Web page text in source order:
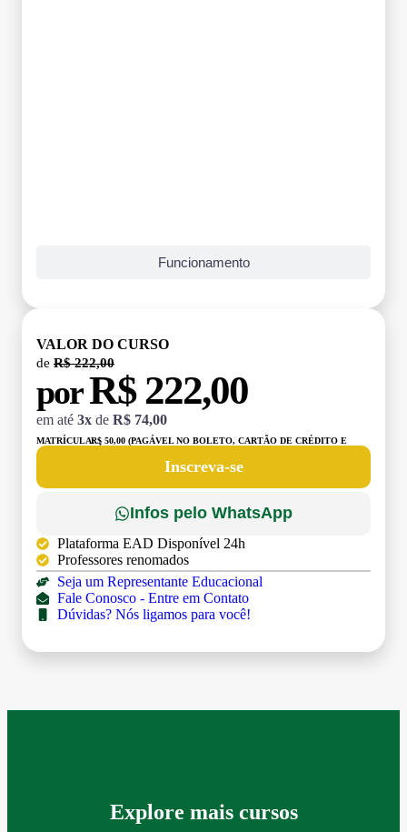
Funcionamento
VALOR DO CURSO
de R$ 222,00
porR$ 222,00
em até 3x de R$ 74,00
MATRÍCULA:R$ 50,00 (PAGÁVEL NO BOLETO, CARTÃO DE CRÉDITO E
Inscreva-se
Infos pelo WhatsApp
Plataforma EAD Disponível 24h
Professores renomados
Seja um Representante Educacional
Fale Conosco - Entre em Contato
Dúvidas? Nós ligamos para você!
Explore mais cursos